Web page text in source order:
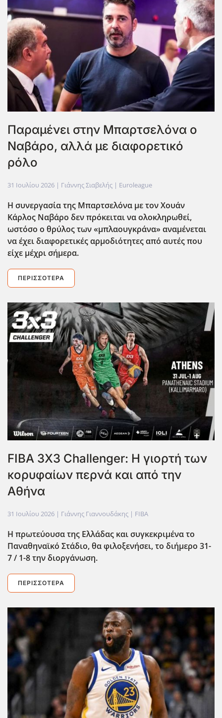
Παραμένει στην Μπαρτσελόνα ο
Ναβάρο, αλλά με διαφορετικό
ρόλο
31 Ιουλίου 2026 | Γιάννης Σιαβελής | Euroleague
Η συνεργασία της Μπαρτσελόνα με τον Χουάν
Κάρλος Ναβάρο δεν πρόκειται να ολοκληρωθεί,
ωστόσο ο θρύλος των «μπλαουγκράνα» αναμένεται
να έχει διαφορετικές αρμοδιότητες από αυτές που
είχε μέχρι σήμερα.
ΠΕΡΙΣΣΌΤΕΡΑ
FIBA 3X3 Challenger: Η γιορτή των
κορυφαίων περνά και από την
Αθήνα
31 Ιουλίου 2026 | Γιάννης Γιαννουδάκης | FIBA
Η πρωτεύουσα της Ελλάδας και συγκεκριμένα το
Παναθηναϊκό Στάδιο, θα φιλοξενήσει, το διήμερο 31-
7 / 1-8 την διοργάνωση.
ΠΕΡΙΣΣΌΤΕΡΑ